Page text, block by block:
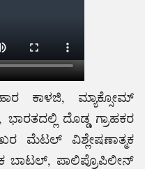
ಕಾಳಜಿ, ಮ್ಯಾಕ್ಸೋಮ್
ದೊಡ್ಡ ಗ್ರಾಹಕರ
ಮೆಟಲ್ ವಿಶ್ಲೇಷಣಾತ್ಮಕ
ಪಾಲಿಪ್ರೊಪಿಲೀನ್